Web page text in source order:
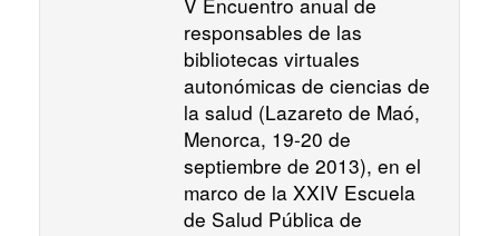
responsables de las
bibliotecas virtuales
autonómicas de ciencias de
la salud (Lazareto de Maó,
Menorca, 19-20 de
septiembre de 2013), en el
marco de la XXIV Escuela
de Salud Pública de